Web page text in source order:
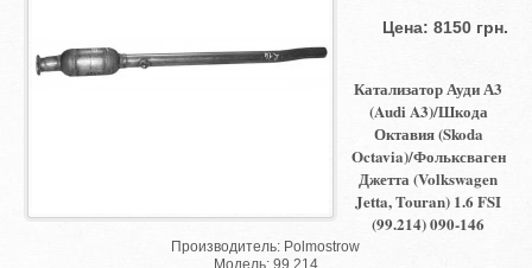
Цена: 8150 грн.
Катализатор Ауди А3
(Audi A3)/Шкода
Октавия (Skoda
Octavia)/Фольксваген
Джетта (Volkswagen
Jetta, Touran) 1.6 FSI
(99.214) 090-146
Производитель: Polmostrow
Модель: 99.214